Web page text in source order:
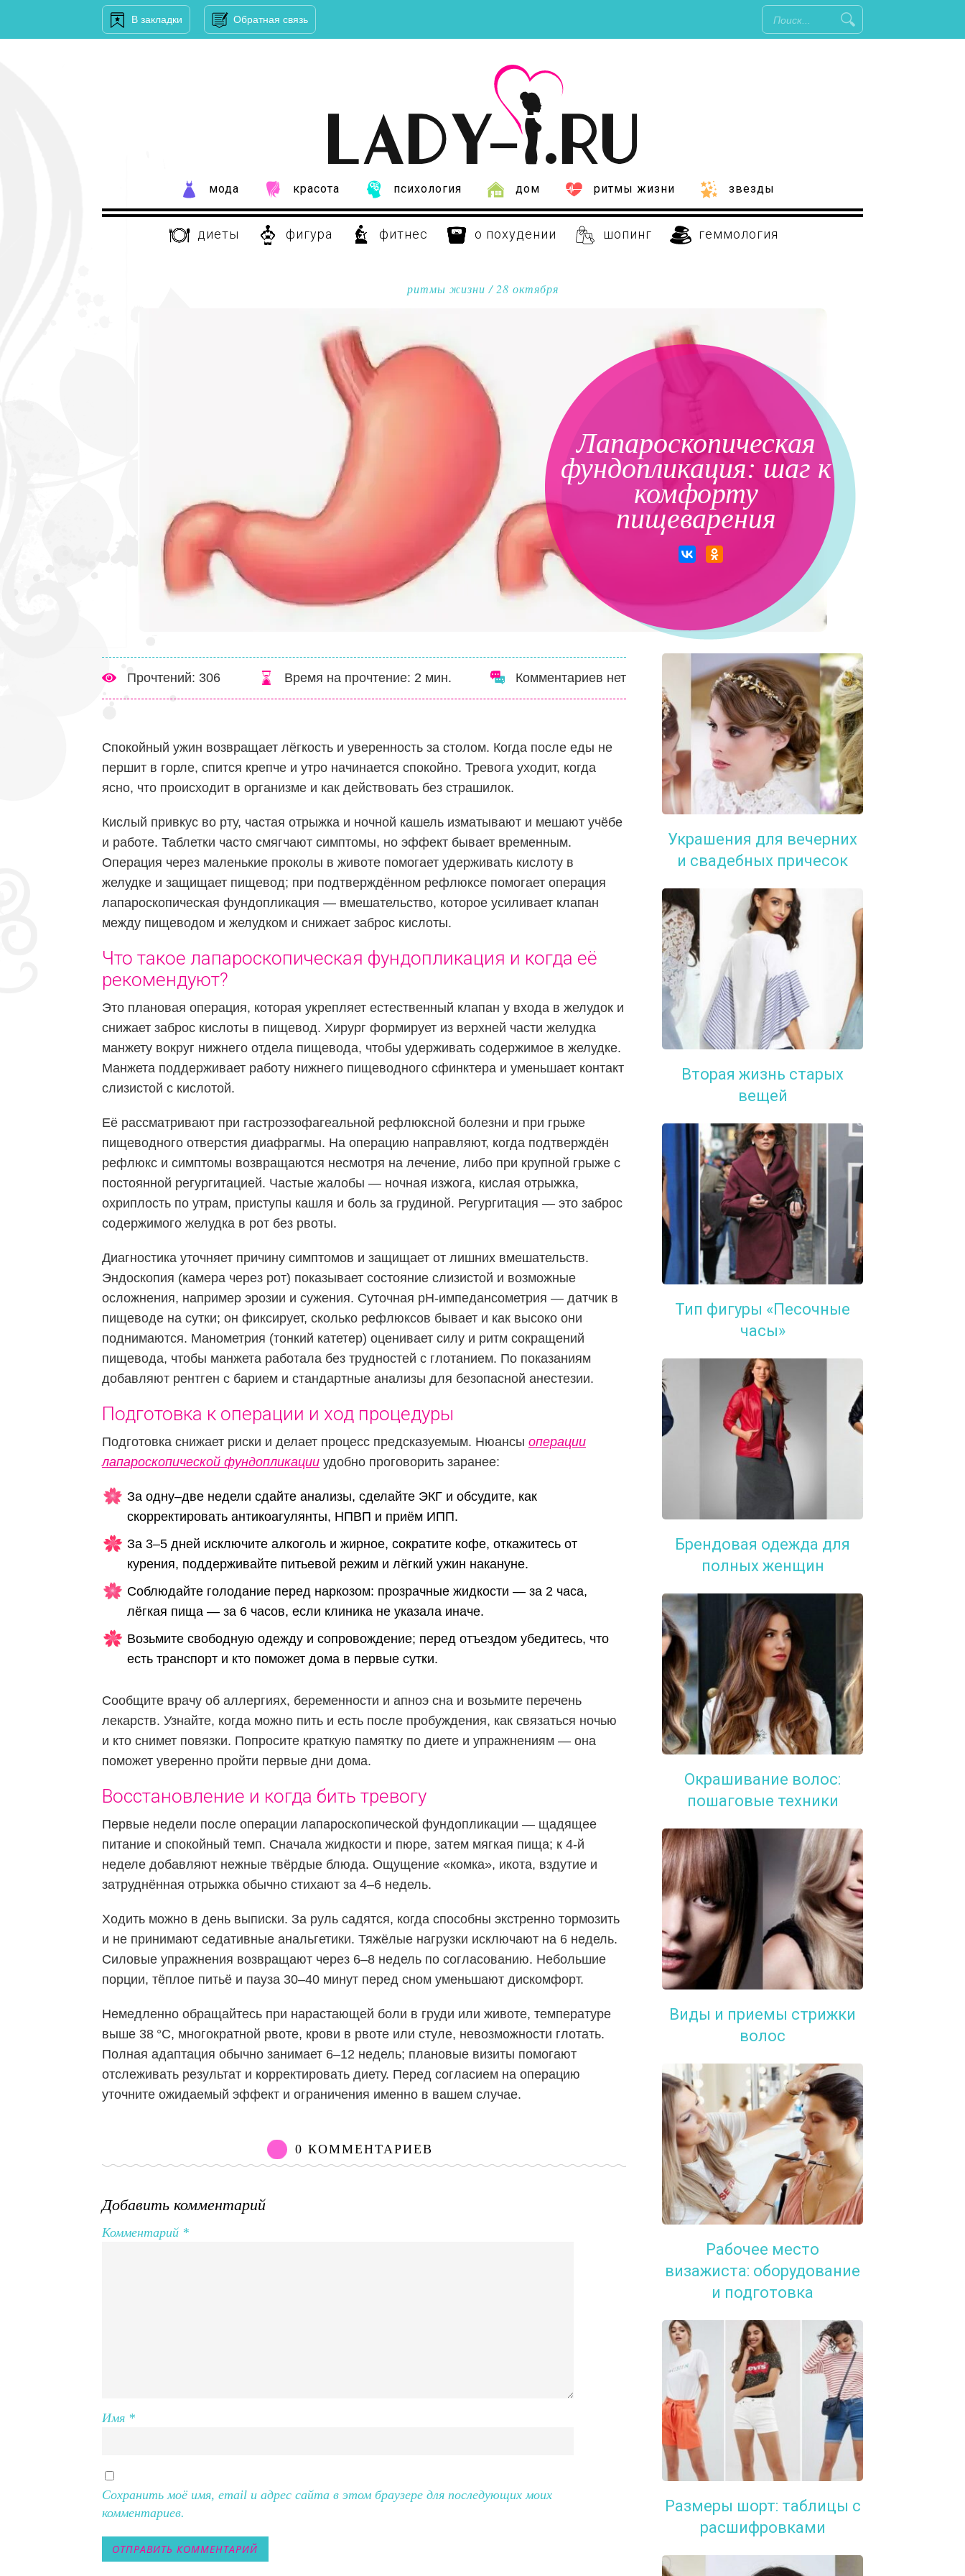
В закладки Обратная связь
мода красота психология дом ритмы жизни звезды
диеты фигура фитнес о похудении шопинг геммология
ритмы жизни / 28 октября
Лапароскопическая
фундопликация: шаг к
комфорту
пищеварения
Прочтений: 306 Время на прочтение: 2 мин. Комментариев нет
Спокойный ужин возвращает лёгкость и уверенность за столом. Когда после еды не
першит в горле, спится крепче и утро начинается спокойно. Тревога уходит, когда
ясно, что происходит в организме и как действовать без страшилок.
Кислый привкус во рту, частая отрыжка и ночной кашель изматывают и мешают учёбе
и работе. Таблетки часто смягчают симптомы, но эффект бывает временным.
Операция через маленькие проколы в животе помогает удерживать кислоту в
желудке и защищает пищевод; при подтверждённом рефлюксе помогает операция
лапароскопическая фундопликация — вмешательство, которое усиливает клапан
между пищеводом и желудком и снижает заброс кислоты.
Что такое лапароскопическая фундопликация и когда её
рекомендуют?
Это плановая операция, которая укрепляет естественный клапан у входа в желудок и
снижает заброс кислоты в пищевод. Хирург формирует из верхней части желудка
манжету вокруг нижнего отдела пищевода, чтобы удерживать содержимое в желудке.
Манжета поддерживает работу нижнего пищеводного сфинктера и уменьшает контакт
слизистой с кислотой.
Её рассматривают при гастроэзофагеальной рефлюксной болезни и при грыже
пищеводного отверстия диафрагмы. На операцию направляют, когда подтверждён
рефлюкс и симптомы возвращаются несмотря на лечение, либо при крупной грыже с
постоянной регургитацией. Частые жалобы — ночная изжога, кислая отрыжка,
охриплость по утрам, приступы кашля и боль за грудиной. Регургитация — это заброс
содержимого желудка в рот без рвоты.
Диагностика уточняет причину симптомов и защищает от лишних вмешательств.
Эндоскопия (камера через рот) показывает состояние слизистой и возможные
осложнения, например эрозии и сужения. Суточная pH‑импедансометрия — датчик в
пищеводе на сутки; он фиксирует, сколько рефлюксов бывает и как высоко они
поднимаются. Манометрия (тонкий катетер) оценивает силу и ритм сокращений
пищевода, чтобы манжета работала без трудностей с глотанием. По показаниям
добавляют рентген с барием и стандартные анализы для безопасной анестезии.
Подготовка к операции и ход процедуры
Подготовка снижает риски и делает процесс предсказуемым. Нюансы операции
лапароскопической фундопликации удобно проговорить заранее:
За одну–две недели сдайте анализы, сделайте ЭКГ и обсудите, как
скорректировать антикоагулянты, НПВП и приём ИПП.
За 3–5 дней исключите алкоголь и жирное, сократите кофе, откажитесь от
курения, поддерживайте питьевой режим и лёгкий ужин накануне.
Соблюдайте голодание перед наркозом: прозрачные жидкости — за 2 часа,
лёгкая пища — за 6 часов, если клиника не указала иначе.
Возьмите свободную одежду и сопровождение; перед отъездом убедитесь, что
есть транспорт и кто поможет дома в первые сутки.
Сообщите врачу об аллергиях, беременности и апноэ сна и возьмите перечень
лекарств. Узнайте, когда можно пить и есть после пробуждения, как связаться ночью
и кто снимет повязки. Попросите краткую памятку по диете и упражнениям — она
поможет уверенно пройти первые дни дома.
Восстановление и когда бить тревогу
Первые недели после операции лапароскопической фундопликации — щадящее
питание и спокойный темп. Сначала жидкости и пюре, затем мягкая пища; к 4‑й
неделе добавляют нежные твёрдые блюда. Ощущение «комка», икота, вздутие и
затруднённая отрыжка обычно стихают за 4–6 недель.
Ходить можно в день выписки. За руль садятся, когда способны экстренно тормозить
и не принимают седативные анальгетики. Тяжёлые нагрузки исключают на 6 недель.
Силовые упражнения возвращают через 6–8 недель по согласованию. Небольшие
порции, тёплое питьё и пауза 30–40 минут перед сном уменьшают дискомфорт.
Немедленно обращайтесь при нарастающей боли в груди или животе, температуре
выше 38 °C, многократной рвоте, крови в рвоте или стуле, невозможности глотать.
Полная адаптация обычно занимает 6–12 недель; плановые визиты помогают
отслеживать результат и корректировать диету. Перед согласием на операцию
уточните ожидаемый эффект и ограничения именно в вашем случае.
0 КОММЕНТАРИЕВ
Добавить комментарий
Комментарий *
Имя *
Сохранить моё имя, email и адрес сайта в этом браузере для последующих моих
комментариев.
Украшения для вечерних
и свадебных причесок
Вторая жизнь старых
вещей
Тип фигуры «Песочные
часы»
Брендовая одежда для
полных женщин
Окрашивание волос:
пошаговые техники
Виды и приемы стрижки
волос
Рабочее место
визажиста: оборудование
и подготовка
Размеры шорт: таблицы с
расшифровками